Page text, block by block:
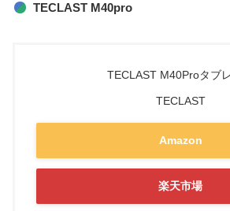
TECLAST M40pro
TECLAST M40Proタブ
TECLAST
Amazon
楽天市場